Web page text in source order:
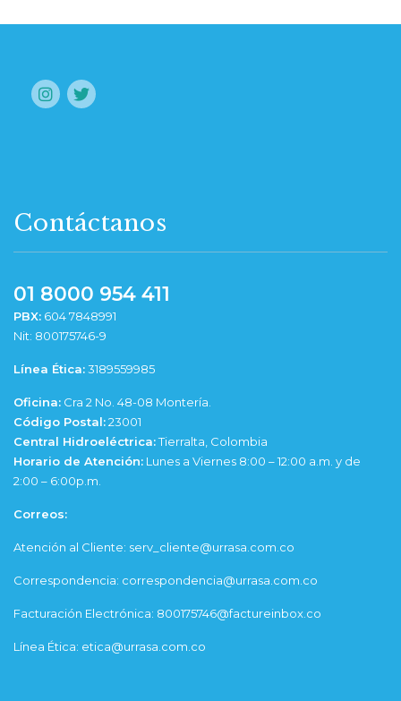
Contáctanos
01 8000 954 411
PBX: 604 7848991
Nit: 800175746-9
Línea Ética:3189559985
Oficina: Cra 2 No. 48-08 Montería.
Código Postal:23001
Central Hidroeléctrica:Tierralta, Colombia
Horario de Atención: Lunes a Viernes 8:00 – 12:00 a.m. y de
2:00 – 6:00p.m.
Correos:
Atención al Cliente: serv_cliente@urrasa.com.co
Correspondencia: correspondencia@urrasa.com.co
Facturación Electrónica: 800175746@factureinbox.co
Línea Ética: etica@urrasa.com.co